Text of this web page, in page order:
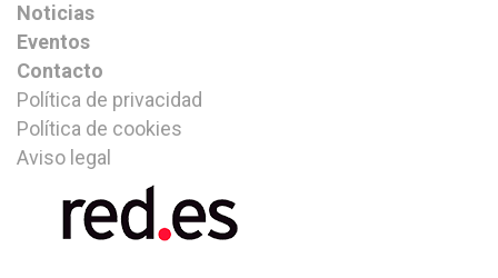
Noticias
Eventos
Contacto
Política de privacidad
Política de cookies
Aviso legal